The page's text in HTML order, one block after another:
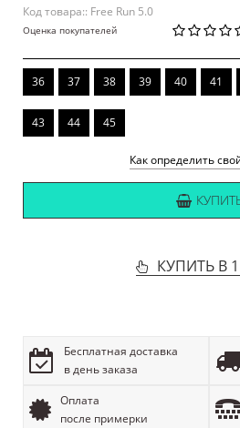
Код товара:: Free Run 5.0
Оценка покупателей
36 37 38 39 40 41
43 44 45
Как определить
КУПИТЬ В
Бесплатная доставка
в день заказа
Оплата
после примерки